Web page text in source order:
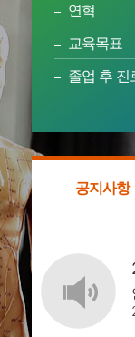
연혁
교육목표
졸업 후 진
공지사항